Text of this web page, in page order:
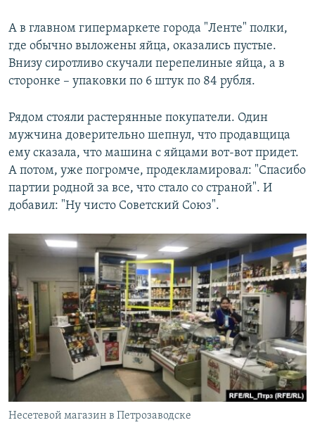
А в главном гипермаркете города "Ленте" полки,
где обычно выложены яйца, оказались пустые.
Внизу сиротливо скучали перепелиные яйца, а в
сторонке – упаковки по 6 штук по 84 рубля.
Рядом стояли растерянные покупатели. Один
мужчина доверительно шепнул, что продавщица
ему сказала, что машина с яйцами вот-вот придет.
А потом, уже погромче, продекламировал: "Спасибо
партии родной за все, что стало со страной". И
добавил: "Ну чисто Советский Союз".
Несетевой магазин в Петрозаводске